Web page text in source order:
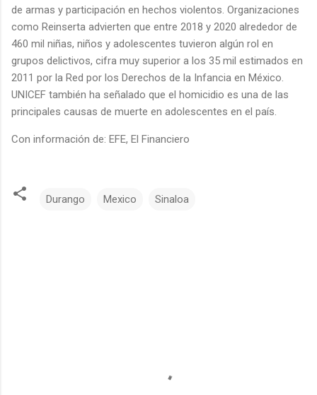
de armas y participación en hechos violentos. Organizaciones
como Reinserta advierten que entre 2018 y 2020 alrededor de
460 mil niñas, niños y adolescentes tuvieron algún rol en
grupos delictivos, cifra muy superior a los 35 mil estimados en
2011 por la Red por los Derechos de la Infancia en México.
UNICEF también ha señalado que el homicidio es una de las
principales causas de muerte en adolescentes en el país.
Con información de: EFE, El Financiero
Durango Mexico Sinaloa